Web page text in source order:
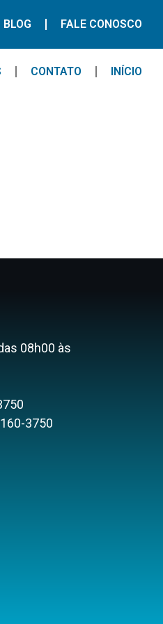
BLOG FALE CONOSCO
CONTATO INÍCIO
08h00 às
3750